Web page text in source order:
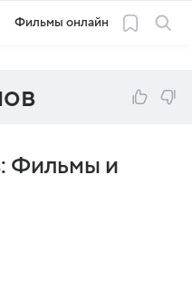
Фильмы онлайн
Фильмы и